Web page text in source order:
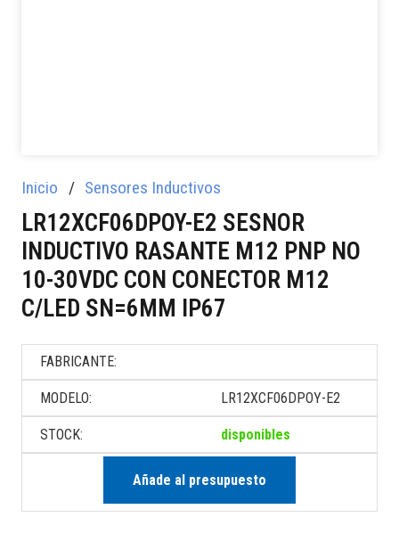
Inicio / Sensores Inductivos
LR12XCF06DPOY-E2 SESNOR
INDUCTIVO RASANTE M12 PNP NO
10-30VDC CON CONECTOR M12
C/LED SN=6MM IP67
FABRICANTE:
MODELO: LR12XCF06DPOY-E2
STOCK: disponibles
Añade al presupuesto